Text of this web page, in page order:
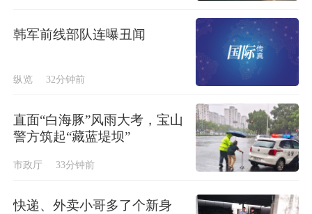
韩军前线部队连曝丑闻
纵览 32分钟前
直面“白海豚”风雨大考，宝山
警方筑起“藏蓝堤坝”
市政厅 33分钟前
快递、外卖小哥多了个新身